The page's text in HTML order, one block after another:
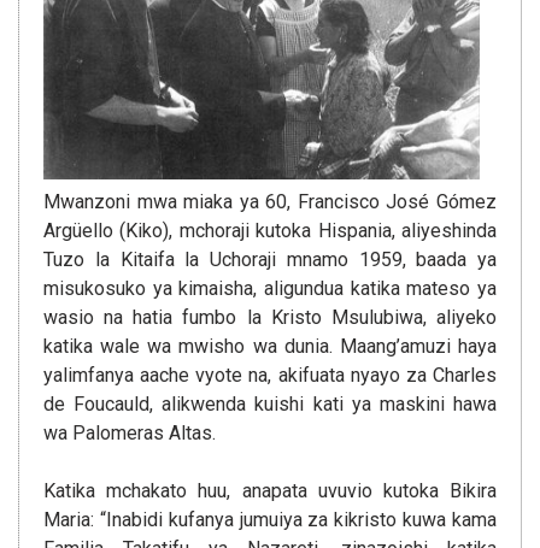
Mwanzoni mwa miaka ya 60, Francisco José Gómez
Argüello (Kiko), mchoraji kutoka Hispania, aliyeshinda
Tuzo la Kitaifa la Uchoraji mnamo 1959, baada ya
misukosuko ya kimaisha, aligundua katika mateso ya
wasio na hatia fumbo la Kristo Msulubiwa, aliyeko
katika wale wa mwisho wa dunia. Maang’amuzi haya
yalimfanya aache vyote na, akifuata nyayo za Charles
de Foucauld, alikwenda kuishi kati ya maskini hawa
wa Palomeras Altas.
Katika mchakato huu, anapata uvuvio kutoka Bikira
Maria: “Inabidi kufanya jumuiya za kikristo kuwa kama